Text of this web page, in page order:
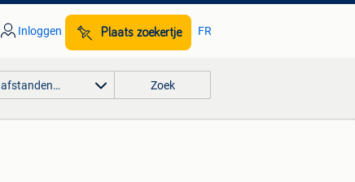
Inloggen Plaats zoekertje FR
afstanden… Zoek